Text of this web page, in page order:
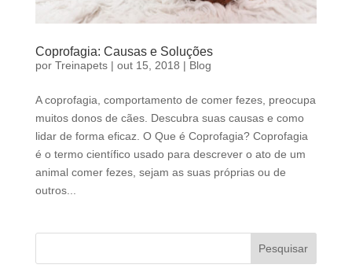
Coprofagia: Causas e Soluções
por Treinapets| out 15, 2018 | Blog
A coprofagia, comportamento de comer fezes, preocupa
muitos donos de cães. Descubra suas causas e como
lidar de forma eficaz. O Que é Coprofagia? Coprofagia
é o termo científico usado para descrever o ato de um
animal comer fezes, sejam as suas próprias ou de
outros...
Pesquisar